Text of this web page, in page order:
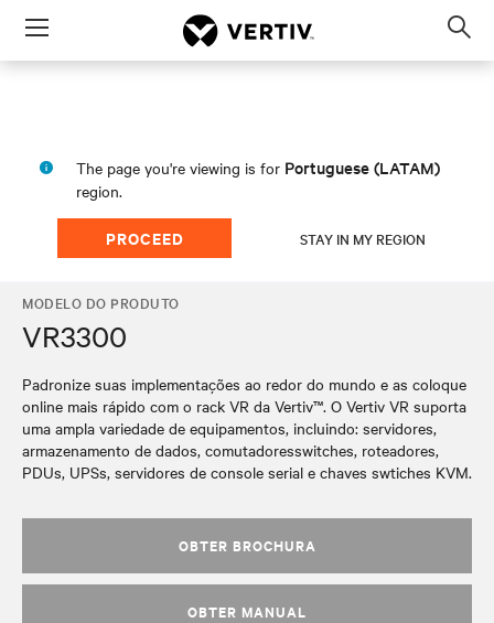
Menu
The page you're viewing is for Portuguese (LATAM)
region.
PROCEED STAY IN MY REGION
MODELO DO PRODUTO
VR3300
Padronize suas implementações ao redor do mundo e as coloque
online mais rápido com o rack VR da Vertiv™. O Vertiv VR suporta
uma ampla variedade de equipamentos, incluindo: servidores,
armazenamento de dados, comutadoresswitches, roteadores,
PDUs, UPSs, servidores de console serial e chaves swtiches KVM.
OBTER BROCHURA
OBTER MANUAL